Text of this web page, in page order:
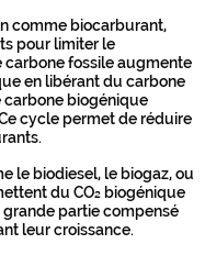
comme biocarburant,
pour limiter le
fossile augmente
en libérant du carbone
carbone biogénique
cycle permet de réduire
le biodiesel, le biogaz, ou
du CO₂ biogénique
partie compensé
leur croissance.